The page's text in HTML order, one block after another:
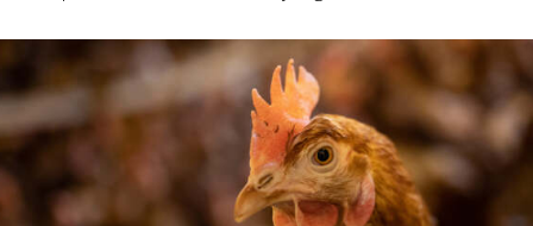
Európa önellátóképességét veszélyeztetik, hanem
élelmiszerbiztonsági szempontból is aggályosak.